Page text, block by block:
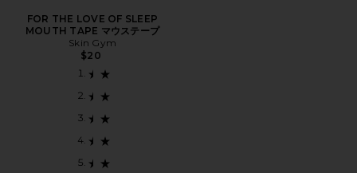
FOR THE LOVE OF SLEEP
MOUTH TAPE マウステープ
Skin Gym
$20